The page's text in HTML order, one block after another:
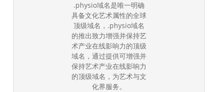
.physio域名是唯一明确
具备文化艺术属性的全球
顶级域名，.physio域名
的推出致力增强并保持艺
术产业在线影响力的顶级
域名，通过提供可增强并
保持艺术产业在线影响力
的顶级域名，为艺术与文
化界服务。